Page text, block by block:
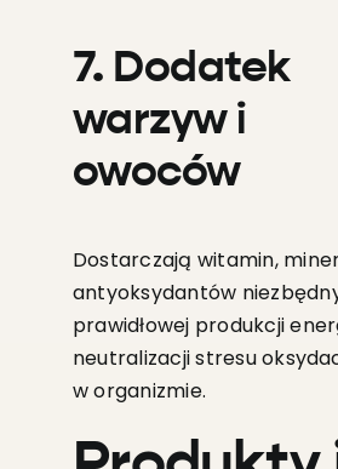
7. Dodatek
warzyw i
owoców
Dostarczają witamin,
antyoksydantów
prawidłowej produkcji
neutralizacji stresu
w organizmie.